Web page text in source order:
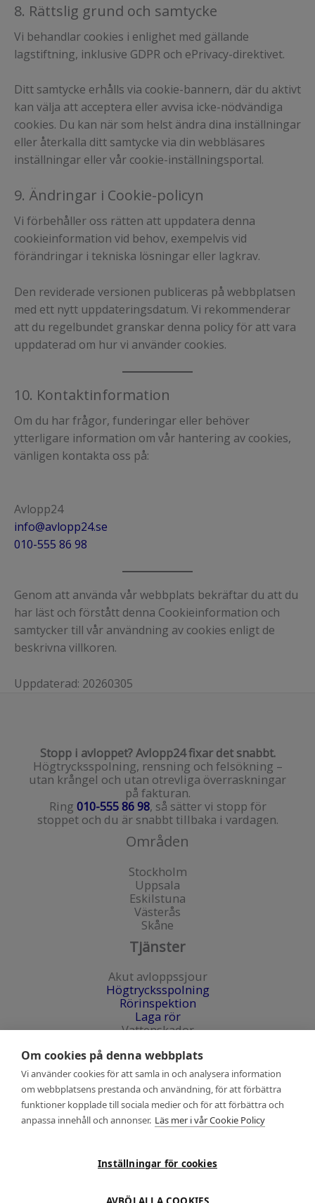
8. Rättslig grund och samtycke
Vi behandlar cookies i enlighet med gällande
lagstiftning, inklusive GDPR och ePrivacy-direktivet.
Ditt samtycke erhålls via cookie-bannern, där du aktivt
kan välja att acceptera eller avvisa icke-nödvändiga
cookies. Du kan när som helst ändra dina inställningar
eller återkalla ditt samtycke via din webbläsares
inställningar eller vår cookie-inställningsportal.
9. Ändringar i Cookie-policyn
Vi förbehåller oss rätten att uppdatera denna
cookieinformation vid behov, exempelvis vid
förändringar i tekniska lösningar eller lagkrav.
Den reviderade versionen publiceras på webbplatsen
med ett nytt uppdateringsdatum. Vi rekommenderar
att du regelbundet granskar denna policy för att vara
uppdaterad om hur vi använder cookies.
10. Kontaktinformation
Om du har frågor, funderingar eller behöver
ytterligare information om vår hantering av cookies,
vänligen kontakta oss på:
Avlopp24
info@avlopp24.se
010-555 86 98
Genom att använda vår webbplats bekräftar du att du
har läst och förstått denna Cookieinformation och
samtycker till vår användning av cookies enligt de
beskrivna villkoren.
Uppdaterad: 20260305
Stopp i avloppet? Avlopp24 fixar det snabbt.
Högtrycksspolning, rensning och felsökning –
utan krångel och utan otrevliga överraskningar
på fakturan.
Ring 010-555 86 98, så sätter vi stopp för
stoppet och du är snabbt tillbaka i vardagen.
Områden
Stockholm
Uppsala
Eskilstuna
Västerås
Skåne
Tjänster
Akut avloppssjour
Högtrycksspolning
Rörinspektion
Laga rör
Vattenskador
Priser
Kontakta oss
Telefon:
010-555 86 98
Om cookies på denna webbplats
Vi använder cookies för att samla in och analysera information
om webbplatsens prestanda och användning, för att förbättra
funktioner kopplade till sociala medier och för att förbättra och
anpassa innehåll och annonser. Läs mer i vår Cookie Policy
Inställningar för cookies